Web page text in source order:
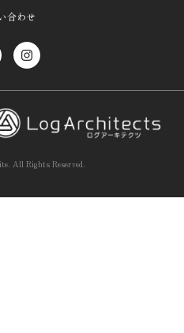
合わせ
All Rights Reserved.